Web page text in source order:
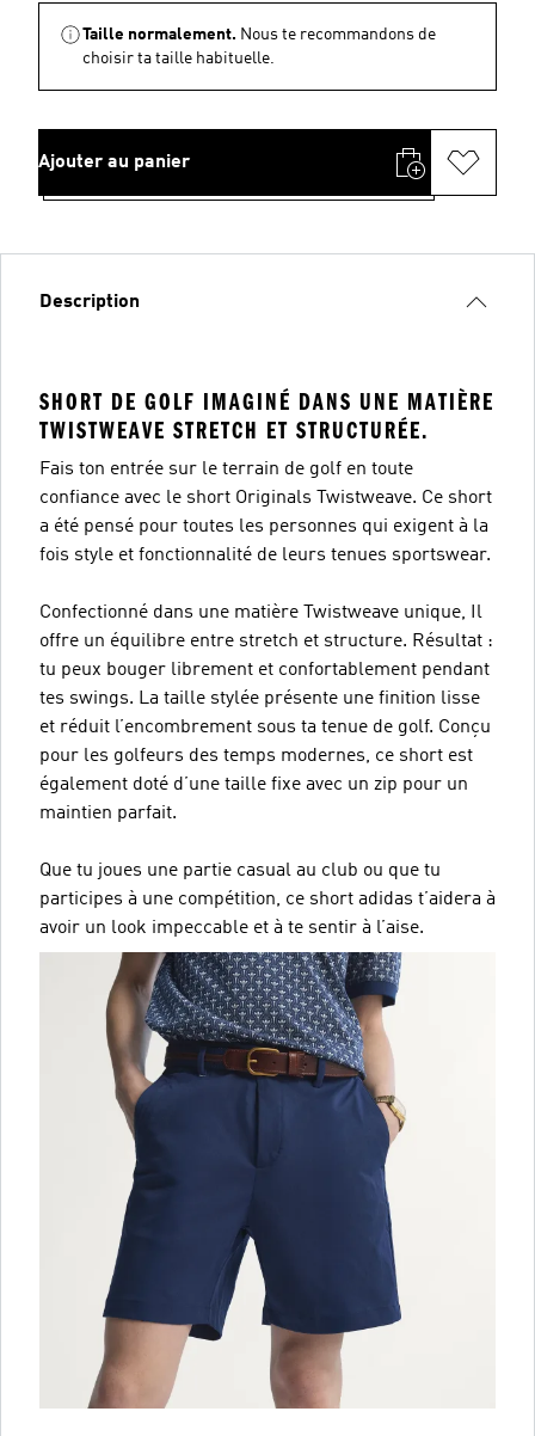
Taille normalement. Nous te recommandons de
choisir ta taille habituelle.
Ajouter au panier
Description
SHORT DE GOLF IMAGINÉ DANS UNE MATIÈRE
TWISTWEAVE STRETCH ET STRUCTURÉE.
Fais ton entrée sur le terrain de golf en toute
confiance avec le short Originals Twistweave. Ce short
a été pensé pour toutes les personnes qui exigent à la
fois style et fonctionnalité de leurs tenues sportswear.
Confectionné dans une matière Twistweave unique, Il
offre un équilibre entre stretch et structure. Résultat :
tu peux bouger librement et confortablement pendant
tes swings. La taille stylée présente une finition lisse
et réduit l’encombrement sous ta tenue de golf. Conçu
pour les golfeurs des temps modernes, ce short est
également doté d’une taille fixe avec un zip pour un
maintien parfait.
Que tu joues une partie casual au club ou que tu
participes à une compétition, ce short adidas t’aidera à
avoir un look impeccable et à te sentir à l’aise.